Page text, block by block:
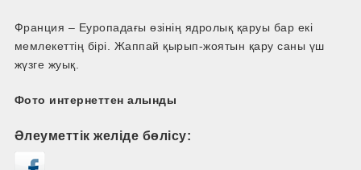
Франция – Еуропадағы өзінің ядролық қаруы бар екі
мемлекеттің бірі. Жаппай қырып-жоятын қару саны үш
жүзге жуық.
Фото интернеттен алынды
Әлеуметтік желіде бөлісу: